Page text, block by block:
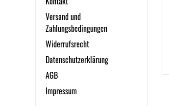
Versand und
Zahlungsbedingungen
Widerrufsrecht
Datenschutzerklärung
AGB
Impressum